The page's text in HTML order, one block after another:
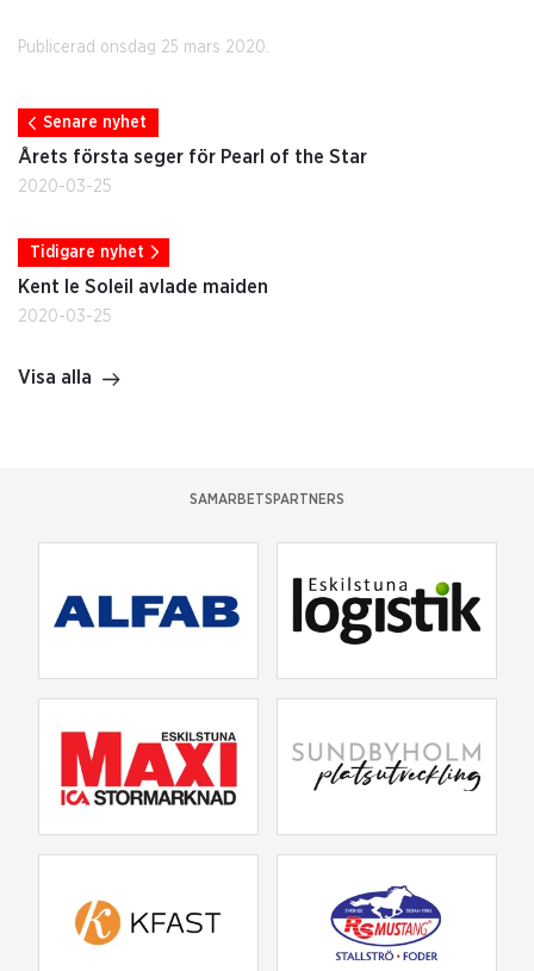
Publicerad onsdag 25 mars 2020.
Senare nyhet
Årets första seger för Pearl of the Star
2020-03-25
Tidigare nyhet
Kent le Soleil avlade maiden
2020-03-25
Visa alla
SAMARBETSPARTNERS